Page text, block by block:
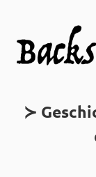
MAIN MENU